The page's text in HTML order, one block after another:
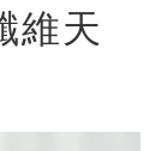
維天